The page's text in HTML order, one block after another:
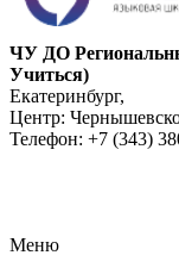
ЧУ ДО
Учиться)
Екатеринбург,
Центр:
Телефон: +7 (343)
Меню